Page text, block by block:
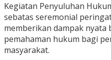
Kegiatan Penyuluhan
sebatas seremonial
memberikan dampak
pemahaman hukum bagi
masyarakat.